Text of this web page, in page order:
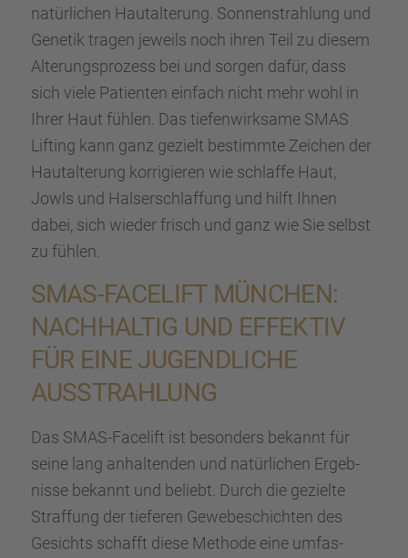
natür­li­chen Hautal­te­rung. Sonnen­strah­lung und
Genetik tragen jeweils noch ihren Teil zu diesem
Alterungs­pro­zess bei und sorgen dafür, dass
sich viele Patien­ten einfach nicht mehr wohl in
Ihrer Haut fühlen. Das tiefen­wirk­same SMAS
Lifting kann ganz gezielt bestimmte Zeichen der
Hautal­te­rung korri­gie­ren wie schlaffe Haut,
Jowls und Halser­schlaf­fung und hilft Ihnen
dabei, sich wieder frisch und ganz wie Sie selbst
zu fühlen.
SMAS-FACELIFT MÜNCHEN:
NACHHAL­TIG UND EFFEK­TIV
FÜR EINE JUGEND­LI­CHE
AUSSTRAH­LUNG
Das SMAS-Facelift ist beson­ders bekannt für
seine lang anhal­ten­den und natür­li­chen Ergeb­
nisse bekannt und beliebt. Durch die gezielte
Straf­fung der tiefe­ren Gewebe­schich­ten des
Gesichts schafft diese Methode eine umfas­